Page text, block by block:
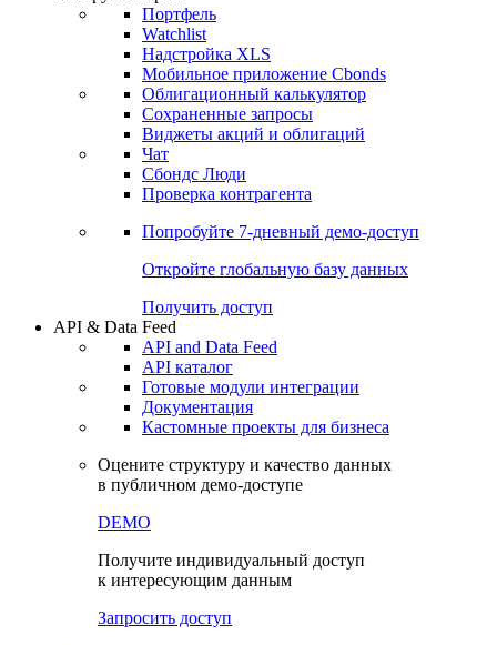
Портфель
Watchlist
Надстройка XLS
Мобильное приложение Cbonds
Облигационный калькулятор
Сохраненные запросы
Виджеты акций и облигаций
Чат
Сбондс Люди
Проверка контрагента
Попробуйте 7-дневный демо-доступ
Откройте глобальную базу данных
Получить доступ
API & Data Feed
API and Data Feed
API каталог
Готовые модули интеграции
Документация
Кастомные проекты для бизнеса
Оцените структуру и качество данных
в публичном демо-доступе
DEMO
Получите индивидуальный доступ
к интересующим данным
Запросить доступ